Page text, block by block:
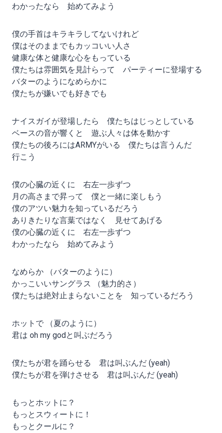
わかったなら 始めてみよう
僕の手首はキラキラしてないけれど
僕はそのままでもカッコいい人さ
健康な体と健康な心をもっている
僕たちは雰囲気を見計らって パーティーに登場する
バターのようになめらかに
僕たちが嫌いでも好きでも
ナイスガイが登場したら 僕たちはじっとしている
ベースの音が響くと 遊ぶ人々は体を動かす
僕たちの後ろにはARMYがいる 僕たちは言うんだ
行こう
僕の心臓の近くに 右左一歩ずつ
月の高さまで昇って 僕と一緒に楽しもう
僕のアツい魅力を知っているだろう
ありきたりな言葉ではなく 見せてあげる
僕の心臓の近くに 右左一歩ずつ
わかったなら 始めてみよう
なめらか （バターのように）
かっこいいサングラス （魅力的さ）
僕たちは絶対止まらないことを 知っているだろう
ホットで （夏のように）
君は oh my godと叫ぶだろう
僕たちが君を踊らせる 君は叫ぶんだ (yeah)
僕たちが君を弾けさせる 君は叫ぶんだ (yeah)
もっとホットに？
もっとスウィートに！
もっとクールに？